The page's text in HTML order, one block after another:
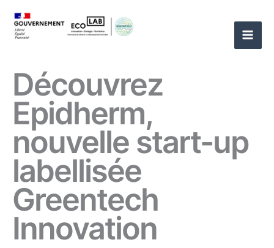
contenu
Découvrez
Epidherm,
nouvelle start-up
labellisée
Greentech
Innovation